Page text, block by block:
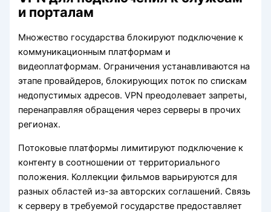
и порталам
Множество государства блокируют подключение к
коммуникационным платформам и
видеоплатформам. Ограничения устанавливаются на
этапе провайдеров, блокирующих поток по спискам
недопустимых адресов. VPN преодолевает запреты,
перенаправляя обращения через серверы в прочих
регионах.
Потоковые платформы лимитируют подключение к
контенту в соотношении от территориального
положения. Коллекции фильмов варьируются для
разных областей из-за авторских соглашений. Связь
к серверу в требуемой государстве предоставляет